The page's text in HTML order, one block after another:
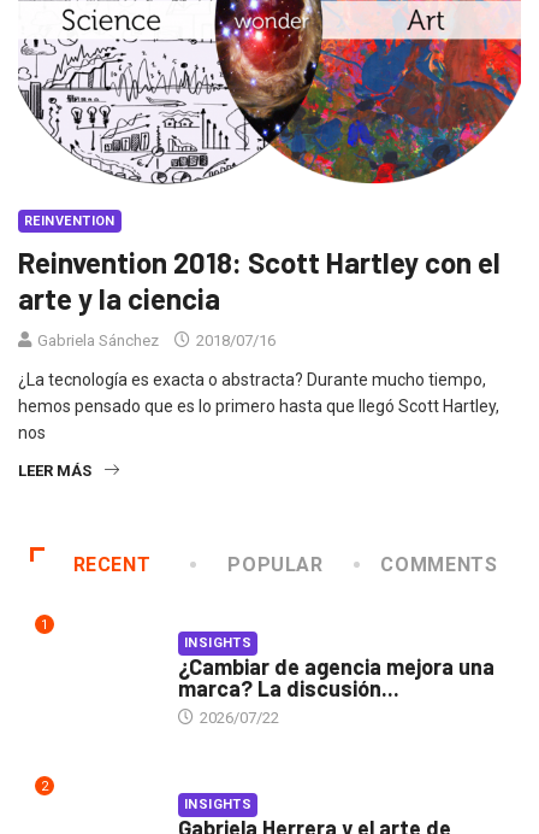
REINVENTION
Reinvention 2018: Scott Hartley con el
arte y la ciencia
Gabriela Sánchez 2018/07/16
¿La tecnología es exacta o abstracta? Durante mucho tiempo,
hemos pensado que es lo primero hasta que llegó Scott Hartley,
nos
LEER MÁS
RECENT POPULAR COMMENTS
1
INSIGHTS
¿Cambiar de agencia mejora una
marca? La discusión...
2026/07/22
2
INSIGHTS
Gabriela Herrera y el arte de